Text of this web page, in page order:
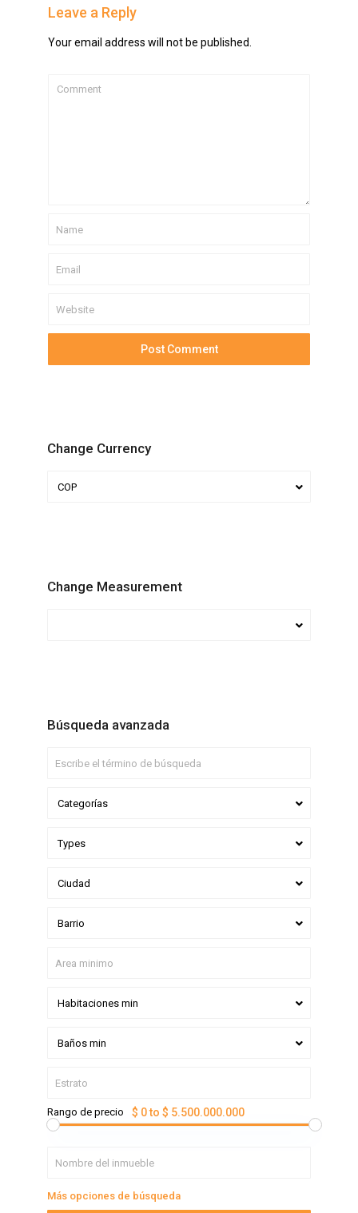
Leave a Reply
Your email address will not be published.
Change Currency
COP
Change Measurement
Búsqueda avanzada
Categorías
Types
Ciudad
Barrio
Habitaciones min
Baños min
Rango de precio $ 0 to $ 5.500.000.000
Más opciones de búsqueda